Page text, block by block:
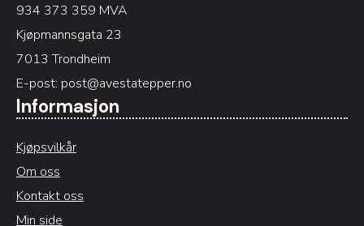
934 373 359 MVA
Kjøpmannsgata 23
7013 Trondheim
E-post: post@avestatepper.no
Informasjon
Kjøpsvilkår
Om oss
Kontakt oss
Min side